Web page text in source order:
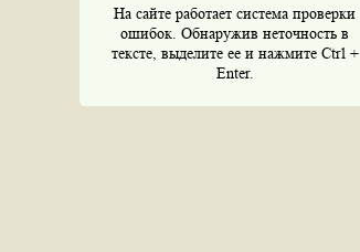
На сайте работает система проверки
ошибок. Обнаружив неточность в
тексте, выделите ее и нажмите Ctrl +
Enter.